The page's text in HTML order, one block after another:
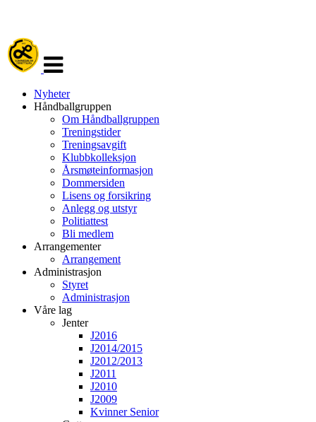
navigasjon
Nyheter
Håndballgruppen
Om Håndballgruppen
Treningstider
Treningsavgift
Klubbkolleksjon
Årsmøteinformasjon
Dommersiden
Lisens og forsikring
Anlegg og utstyr
Politiattest
Bli medlem
Arrangementer
Arrangement
Administrasjon
Styret
Administrasjon
Våre lag
Jenter
J2016
J2014/2015
J2012/2013
J2011
J2010
J2009
Kvinner Senior